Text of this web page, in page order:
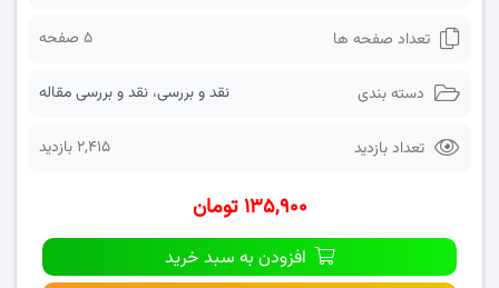
تعداد صفحه ها 5 صفحه
دسته بندی نقد و بررسی، نقد و بررسی مقاله
تعداد بازدید 2,415 بازدید
۱۳۵,۹۰۰ تومان
افزودن به سبد خرید